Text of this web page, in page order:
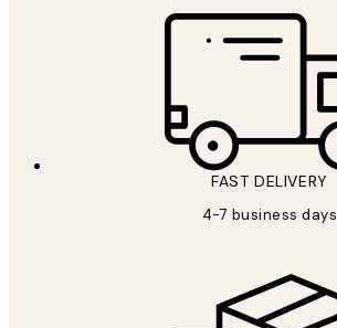
FAST DELIVERY
4-7 business days